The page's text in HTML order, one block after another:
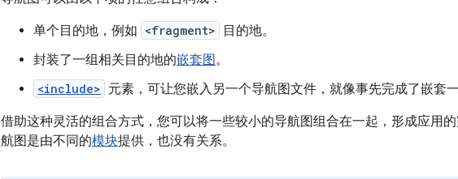
单个目的地，例如 <fragment>
目的地。
封装了一组相关目的地的嵌套图。
<include> 元素，可让您嵌入另一个导航图文件，就像事先完成了嵌套
借助这种灵活的组合方式，您可以将一些较小的导航图组合在一起，形成应用
航图是由不同的模块提供，也没有关系。